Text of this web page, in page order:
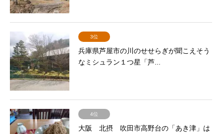
3位
兵庫県芦屋市の川のせせらぎが聞こえそう
なミシュラン１つ星「芦...
4位
大阪 北摂 吹田市高野台の「あき津」は